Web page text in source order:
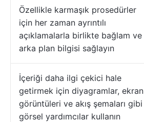
Özellikle karmaşık prosedürler
için her zaman ayrıntılı
açıklamalarla birlikte bağlam ve
arka plan bilgisi sağlayın
İçeriği daha ilgi çekici hale
getirmek için diyagramlar, ekran
görüntüleri ve akış şemaları gibi
görsel yardımcılar kullanın